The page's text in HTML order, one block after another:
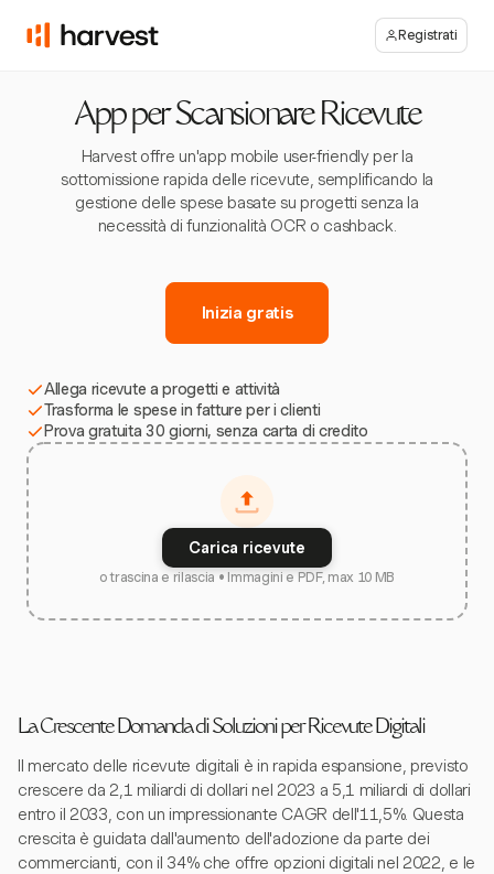
Registrati
App per Scansionare Ricevute
Harvest offre un'app mobile user-friendly per la
sottomissione rapida delle ricevute, semplificando la
gestione delle spese basate su progetti senza la
necessità di funzionalità OCR o cashback.
Inizia gratis
Allega ricevute a progetti e attività
Trasforma le spese in fatture per i clienti
Prova gratuita 30 giorni, senza carta di credito
Carica ricevute
o trascina e rilascia • Immagini e PDF, max 10 MB
La Crescente Domanda di Soluzioni per Ricevute Digitali
Il mercato delle ricevute digitali è in rapida espansione, previsto
crescere da 2,1 miliardi di dollari nel 2023 a 5,1 miliardi di dollari
entro il 2033, con un impressionante CAGR dell'11,5%. Questa
crescita è guidata dall'aumento dell'adozione da parte dei
commercianti, con il 34% che offre opzioni digitali nel 2022, e le